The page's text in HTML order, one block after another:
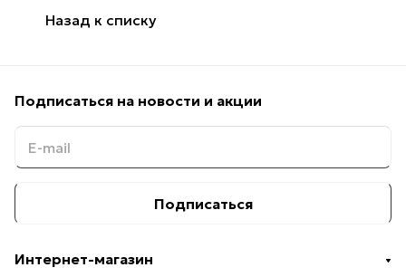
Назад к списку
Подписаться на новости и акции
Подписаться
Интернет-магазин